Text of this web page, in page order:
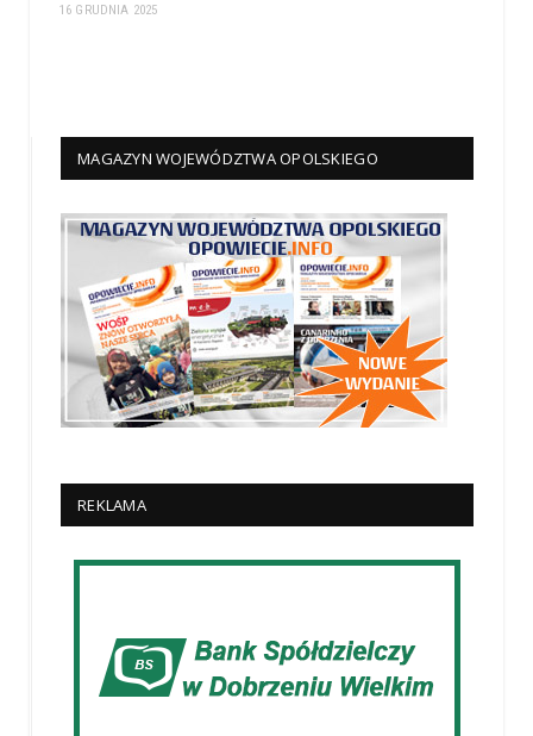
16 GRUDNIA 2025
MAGAZYN WOJEWÓDZTWA OPOLSKIEGO
REKLAMA